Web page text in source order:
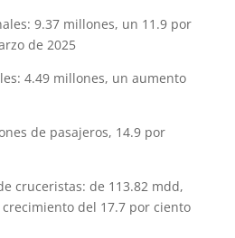
9.37 millones, un 11.9 por
de 2025
4.49 millones, un aumento
de pasajeros, 14.9 por
cruceristas: de 113.82 mdd,
del 17.7 por ciento